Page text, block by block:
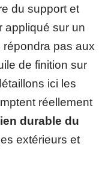
du support et
appliqué sur un
répondra pas aux
de finition sur
ici les
réellement
durable du
extérieurs et